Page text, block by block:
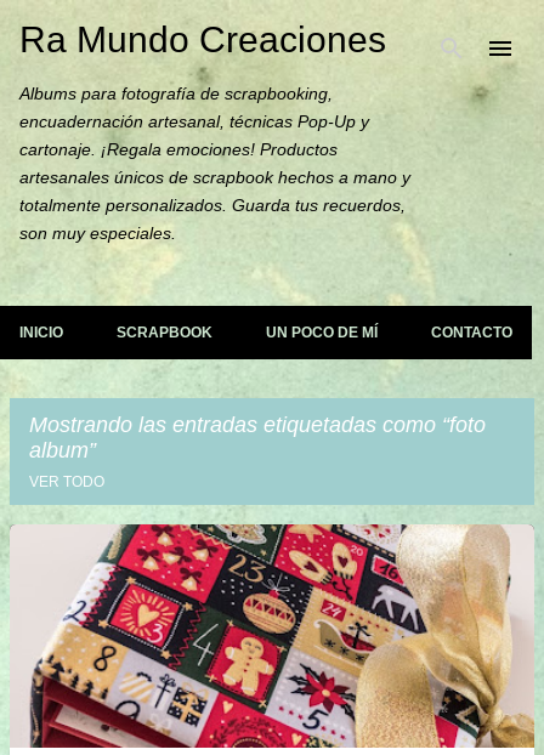
Ir al contenido principal
Ra Mundo Creaciones
Albums para fotografía de scrapbooking,
encuadernación artesanal, técnicas Pop-Up y
cartonaje. ¡Regala emociones! Productos
artesanales únicos de scrapbook hechos a mano y
totalmente personalizados. Guarda tus recuerdos,
son muy especiales.
INICIO SCRAPBOOK UN POCO DE MÍ CONTACTO
Mostrando las entradas etiquetadas como foto
album
VER TODO
E
n